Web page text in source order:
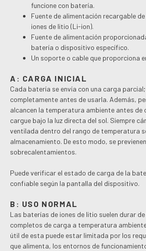
funcione con batería.
Fuente de alimentación recargable
iones de litio (Li-ion).
Fuente de alimentación
batería o dispositivo específico.
Un soporte o cable que proporciona
A: CARGA INICIAL
Cada batería se envía con una carga
completamente antes de usarla. Además,
alcancen la temperatura ambiente antes de
cargue bajo la luz directa del sol. Siempre
ventilada dentro del rango de temperatura
almacenamiento. De esto modo, se previenen
sobrecalentamientos.
Puede verificar el estado de carga de la
confiable según la pantalla del dispositivo.
B: USO NORMAL
Las baterías de iones de litio suelen durar
completos de carga a temperatura
útil de esta puede estar limitada por los
que alimenta, los entornos de